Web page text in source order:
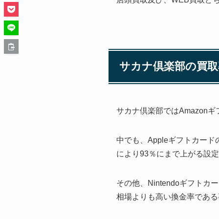
サカナ倶楽部の買
サカナ倶楽部ではAmazon
中でも、Appleギフトカード
により93％にまで上がる設
その他、Nintendoギフトカ
相場よりも高い換金率であ